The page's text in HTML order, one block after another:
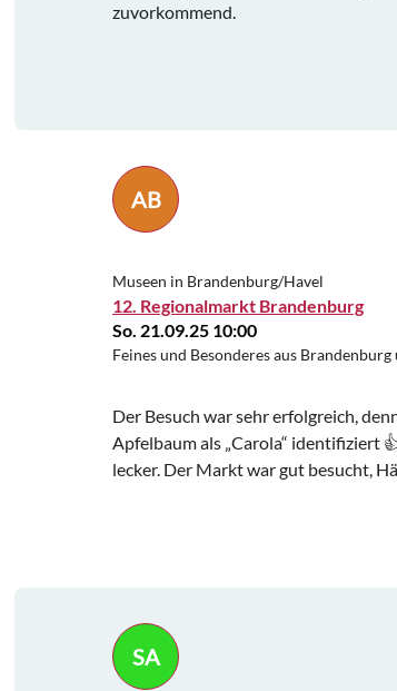
zuvorkommend.
AB
Museen in Brandenburg/Havel
12. Regionalmarkt Brandenburg
So. 21.09.25 10:00
Feines und Besonderes aus
Der Besuch war sehr erfolgreich,
Apfelbaum als „Carola“ identifiziert
lecker. Der Markt war gut besucht,
SA